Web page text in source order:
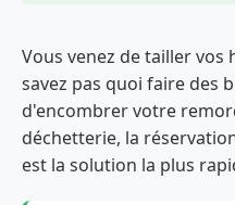
Vous venez de tailler vos
savez pas quoi faire des
d'encombrer votre
déchetterie, la
est la solution la plus